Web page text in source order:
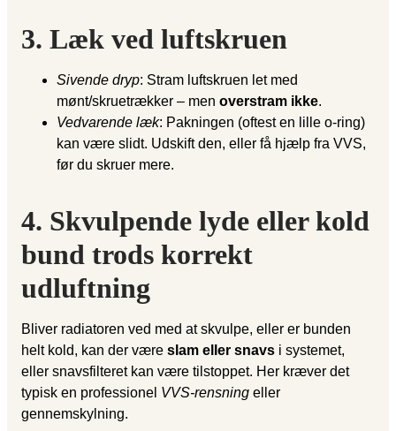
3. Læk ved luftskruen
Sivende dryp: Stram luftskruen let med
mønt/skruetrækker – men overstram ikke.
Vedvarende læk: Pakningen (oftest en lille o-ring)
kan være slidt. Udskift den, eller få hjælp fra VVS,
før du skruer mere.
4. Skvulpende lyde eller kold
bund trods korrekt
udluftning
Bliver radiatoren ved med at skvulpe, eller er bunden
helt kold, kan der være slam eller snavs i systemet,
eller snavsfilteret kan være tilstoppet. Her kræver det
typisk en professionel VVS-rensning eller
gennemskylning.